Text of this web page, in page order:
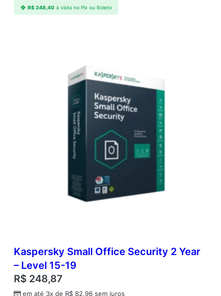
R$348,40 à vista no Pix ou Boleto
Kaspersky Small Office Security 2 Year
– Level 15-19
R$ 248,87
em até 3x de R$ 82,96 sem juros